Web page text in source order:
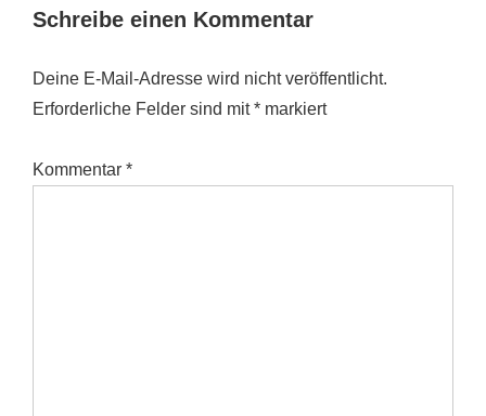
Schreibe einen Kommentar
Deine E-Mail-Adresse wird nicht veröffentlicht.
Erforderliche Felder sind mit* markiert
Kommentar *